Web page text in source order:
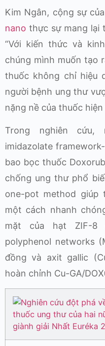
Kim Ngân, cộng sự
nano thực sự mang lại
“Với kiến thức và
chúng mình muốn tạo
thuốc không chỉ hiệu
người bệnh ung thư
nặng nề của thuốc hiện
Trong nghiên cứu,
imidazolate
bao bọc thuốc
chống ung thư phổ
one-pot method giúp
một cách nhanh
mặt của hạt ZIF-8
polyphenol networks
đồng và axit gallic
hoàn chỉnh Cu-GA/